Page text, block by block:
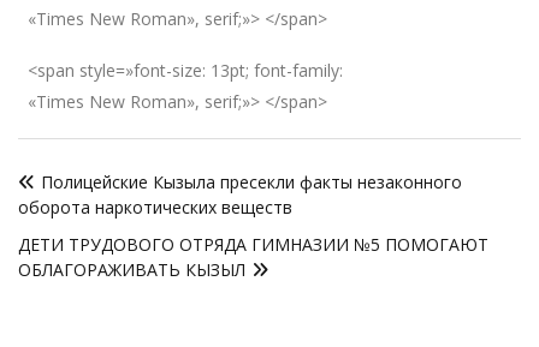
«Times New Roman», serif;»> </span>
<span style=»font-size: 13pt; font-family:
«Times New Roman», serif;»> </span>
по
записям
Полицейские Кызыла пресекли факты незаконного
оборота наркотических веществ
ДЕТИ ТРУДОВОГО ОТРЯДА ГИМНАЗИИ №5 ПОМОГАЮТ
ОБЛАГОРАЖИВАТЬ КЫЗЫЛ